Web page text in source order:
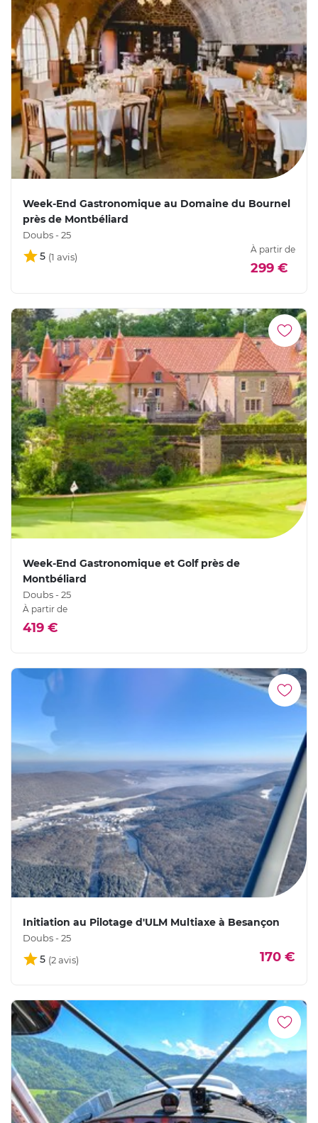
Week-End Gastronomique au Domaine du Bournel
près de Montbéliard
Doubs - 25
5
À partir de
299 €
Week-End Gastronomique et Golf près de
Montbéliard
Doubs - 25
À partir de
419 €
Initiation au Pilotage d'ULM Multiaxe à Besançon
Doubs - 25
5 170 €